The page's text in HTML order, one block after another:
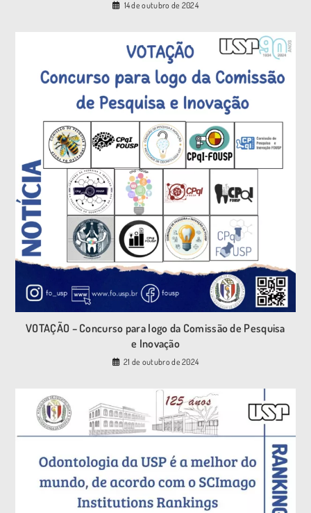
14 de outubro de 2024
VOTAÇÃO – Concurso para logo da Comissão de Pesquisa
e Inovação
21 de outubro de 2024